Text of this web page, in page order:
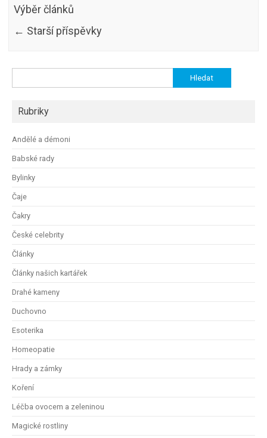
Výběr článků
← Starší příspěvky
Rubriky
Andělé a démoni
Babské rady
Bylinky
Čaje
Čakry
České celebrity
Články
Články našich kartářek
Drahé kameny
Duchovno
Esoterika
Homeopatie
Hrady a zámky
Koření
Léčba ovocem a zeleninou
Magické rostliny